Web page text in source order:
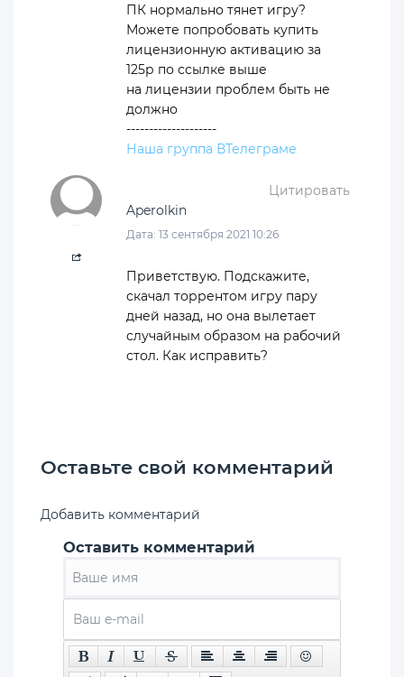
ПК нормально тянет игру?
Можете попробовать купить
лицензионную активацию за
125р по ссылке выше
на лицензии проблем быть не
должно
--------------------
Наша группа ВТелеграме
Цитировать
Aperolkin
Дата: 13 сентября 2021 10:26
Приветствую. Подскажите,
скачал торрентом игру пару
дней назад, но она вылетает
случайным образом на рабочий
стол. Как исправить?
Оставьте свой комментарий
Добавить комментарий
Оставить комментарий